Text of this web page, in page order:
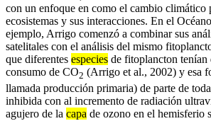
con un enfoque en como el cambio climático
ecosistemas y sus interacciones. En el
ejemplo, Arrigo comenzó a combinar sus
satelitales con el análisis del mismo
que diferentes especies de fitoplancton tenían
consumo de CO2 (Arrigo et al., 2002) y esa
llamada producción primaria) de parte de
inhibida con al incremento de radiación
agujero de la capa de ozono en el hemisferio